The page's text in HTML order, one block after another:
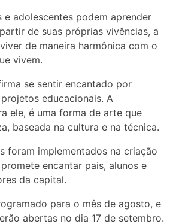
e adolescentes podem aprender
de suas próprias vivências, a
de maneira harmônica com o
vivem.
se sentir encantado por
educacionais. A
ele, é uma forma de arte que
baseada na cultura e na técnica.
foram implementados na criação
encantar pais, alunos e
da capital.
para o mês de agosto, e
abertas no dia 17 de setembro.